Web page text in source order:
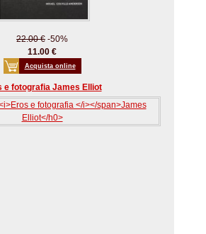
22.00 € -50%
11.00 €
Acquista online
e fotografia James Elliot